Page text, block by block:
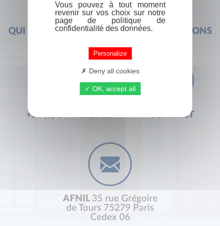
QUI SOMMES-NOUS ? FOIRE AUX QUESTIONS
+33 (0) 1 44 41 29 19 CONTACT
AFNIL 35 rue Grégoire
de Tours 75279 Paris
Cedex 06
Vous pouvez à tout moment
revenir sur vos choix sur notre
page de politique de
confidentialité des données.
Personalize
Deny all cookies
OK, accept all